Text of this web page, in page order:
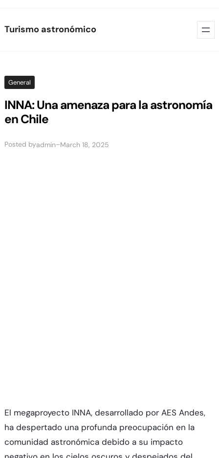
to
Turismo astronómico
General
INNA: Una amenaza para la astronomía
en Chile
Posted byadmin–March 18, 2025
El megaproyecto INNA, desarrollado por AES Andes,
ha despertado una profunda preocupación en la
comunidad astronómica debido a su impacto